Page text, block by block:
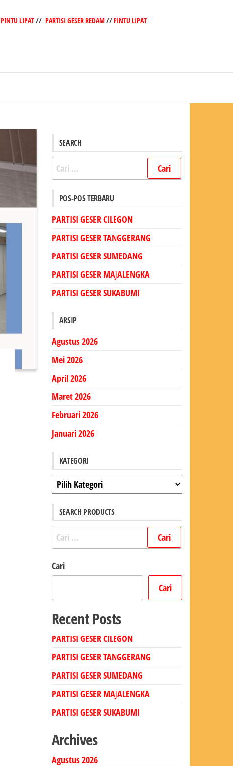
PINTU LIPAT// PARTISI GESER REDAM//PINTU LIPAT
SEARCH
Cari
untuk:
POS-POS TERBARU
PARTISI GESER CILEGON
PARTISI GESER TANGGERANG
PARTISI GESER SUMEDANG
PARTISI GESER MAJALENGKA
PARTISI GESER SUKABUMI
ARSIP
Agustus 2026
Mei 2026
April 2026
Maret 2026
Februari 2026
Januari 2026
KATEGORI
Kategori
SEARCH PRODUCTS
Cari
untuk:
Cari
Cari
Recent Posts
PARTISI GESER CILEGON
PARTISI GESER TANGGERANG
PARTISI GESER SUMEDANG
PARTISI GESER MAJALENGKA
PARTISI GESER SUKABUMI
Archives
Agustus 2026